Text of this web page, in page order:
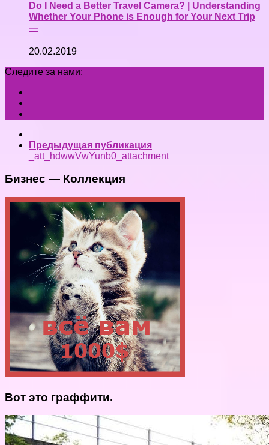
Do I Need a Better Travel Camera? | Understanding
Whether Your Phone is Enough for Your Next Trip
—
20.02.2019
Следите за нами:
Предыдущая публикация
_att_hdwwVwYunb0_attachment
Бизнес — Коллекция
Вот это граффити.